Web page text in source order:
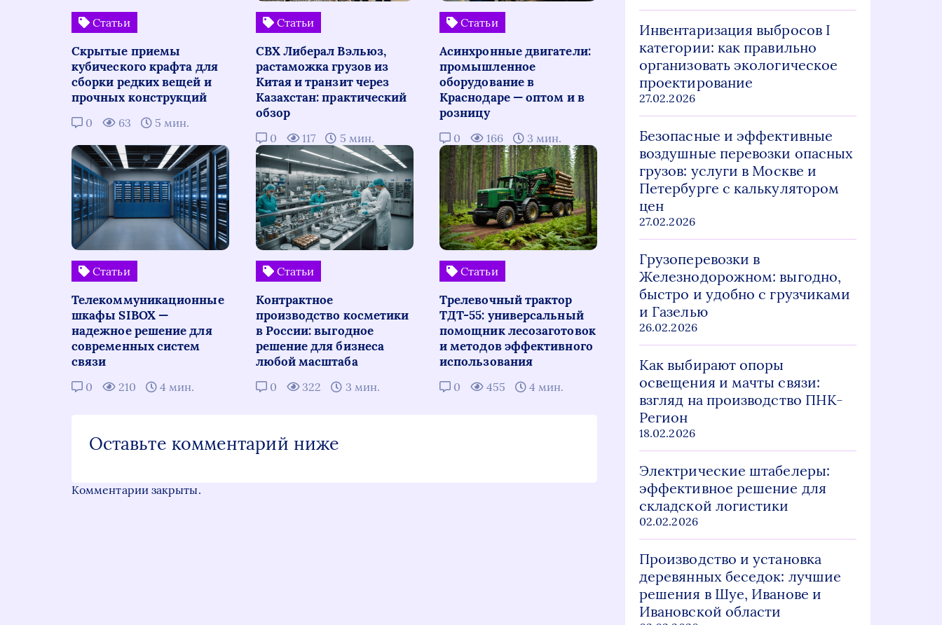
Статьи
Скрытые приемы
кубического крафта для
сборки редких вещей и
прочных конструкций
0 63 5 мин.
Статьи
СВХ Либерал Вэльюз,
растаможка грузов из
Китая и транзит через
Казахстан: практический
обзор
0 117 5 мин.
Статьи
Асинхронные двигатели:
промышленное
оборудование в
Краснодаре — оптом и в
розницу
0 166 3 мин.
Статьи
Телекоммуникационные
шкафы SIBOX —
надежное решение для
современных систем
связи
0 210 4 мин.
Статьи
Контрактное
производство косметики
в России: выгодное
решение для бизнеса
любой масштаба
0 322 3 мин.
Статьи
Трелевочный трактор
ТДТ-55: универсальный
помощник лесозаготовок
и методов эффективного
использования
0 455 4 мин.
Оставьте комментарий ниже
Комментарии закрыты.
Инвентаризация выбросов I
категории: как правильно
организовать экологическое
проектирование
27.02.2026
Безопасные и эффективные
воздушные перевозки опасных
грузов: услуги в Москве и
Петербурге с калькулятором
цен
27.02.2026
Грузоперевозки в
Железнодорожном: выгодно,
быстро и удобно с грузчиками
и Газелью
26.02.2026
Как выбирают опоры
освещения и мачты связи:
взгляд на производство ПНК-
Регион
18.02.2026
Электрические штабелеры:
эффективное решение для
складской логистики
02.02.2026
Производство и установка
деревянных беседок: лучшие
решения в Шуе, Иванове и
Ивановской области